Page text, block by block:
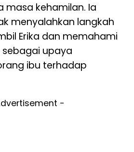
kehamilan. Ia
menyalahkan langkah
Erika dan memahami
upaya
ibu terhadap
-